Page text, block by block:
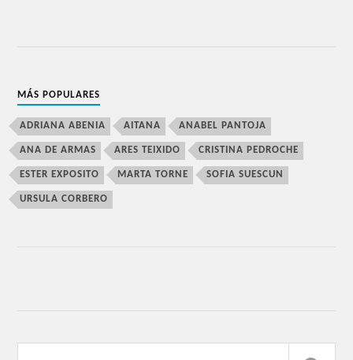
MÁS POPULARES
ADRIANA ABENIA AITANA ANABEL PANTOJA
ANA DE ARMAS ARES TEIXIDO CRISTINA PEDROCHE
ESTER EXPOSITO MARTA TORNE SOFIA SUESCUN
URSULA CORBERO